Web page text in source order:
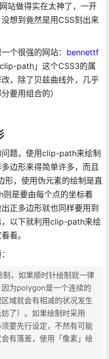
站做得实在太神了，一开
想到竟然是用CSS刻出来
个很强的网站： bennettf
path」这个CSS3的属
，除了贝兹曲线外，几乎
要用组合的）
题，使用clip-path来绘制
边形来得简单许多，而且
形，使用伪元素的绘制是直
是要由每个点的坐标着
正多边形就也同样要用到
以下就利用clip-path来绘
看。
，如果顺时针绘制就一律
为polygon是一个连续的
域就会有相减的状况发生
了）。如果绘制时采用
要先行设定，不然有可能
有落差，使用「像素」绘